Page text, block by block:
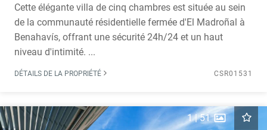
Cette élégante villa de cinq chambres est située au sein
de la communauté résidentielle fermée d'El Madroñal à
Benahavís, offrant une sécurité 24h/24 et un haut
niveau d'intimité. ...
DÉTAILS DE LA PROPRIÉTÉ CSR01531
1|51